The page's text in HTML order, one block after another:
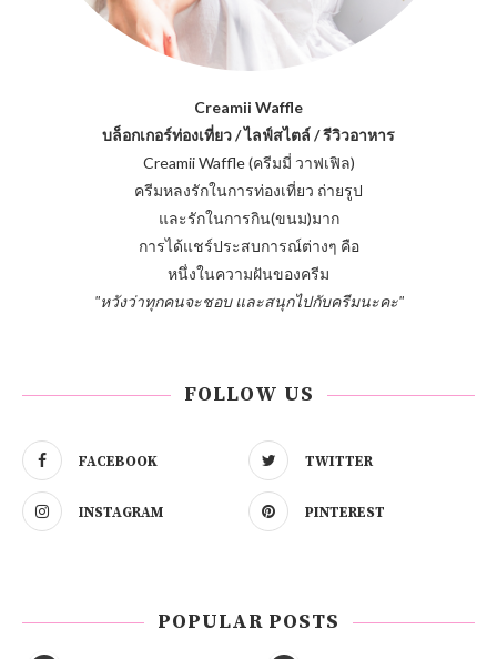
Creamii Waffle
บล็อกเกอร์ท่องเที่ยว / ไลฟ์สไตล์ / รีวิวอาหาร
Creamii Waffle (ครีมมี่ วาฟเฟิล)
ครีมหลงรักในการท่องเที่ยว ถ่ายรูป
และรักในการกิน(ขนม)มาก
การได้แชร์ประสบการณ์ต่างๆ คือ
หนึ่งในความฝันของครีม
"หวังว่าทุกคนจะชอบ และสนุกไปกับครีมนะคะ"
FOLLOW US
FACEBOOK TWITTER
INSTAGRAM PINTEREST
POPULAR POSTS